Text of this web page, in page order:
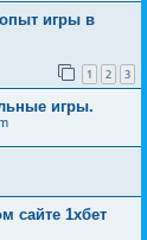
игры в
1 2 3
игры.
сайте 1хбет